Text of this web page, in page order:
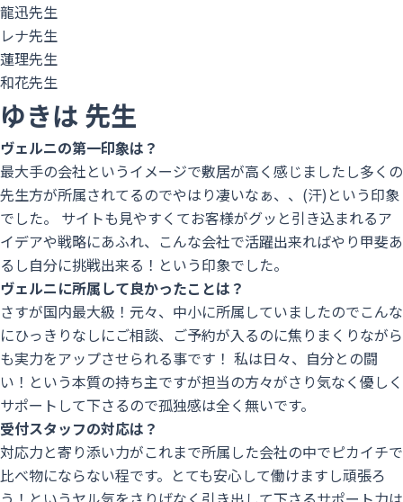
龍迅先生
レナ先生
蓮理先生
和花先生
ゆきは先生
ヴェルニの第一印象は？
最大手の会社というイメージで敷居が高く感じましたし多くの
先生方が所属されてるのでやはり凄いなぁ、、(汗)という印象
でした。 サイトも見やすくてお客様がグッと引き込まれるア
イデアや戦略にあふれ、こんな会社で活躍出来ればやり甲斐あ
るし自分に挑戦出来る！という印象でした。
ヴェルニに所属して良かったことは？
さすが国内最大級！元々、中小に所属していましたのでこんな
にひっきりなしにご相談、ご予約が入るのに焦りまくりながら
も実力をアップさせられる事です！ 私は日々、自分との闘
い！という本質の持ち主ですが担当の方々がさり気なく優しく
サポートして下さるので孤独感は全く無いです。
受付スタッフの対応は？
対応力と寄り添い力がこれまで所属した会社の中でピカイチで
比べ物にならない程です。とても安心して働けますし頑張ろ